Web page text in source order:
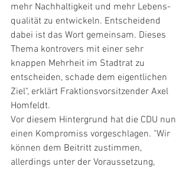
mehr Nachhaltigkeit und mehr Lebens-
qualität zu entwickeln. Entscheidend
dabei ist das Wort gemeinsam. Dieses
Thema kontrovers mit einer sehr
knappen Mehrheit im Stadtrat zu
entscheiden, schade dem eigentlichen
Ziel", erklärt Fraktionsvorsitzender Axel
Homfeldt.
Vor diesem Hintergrund hat die CDU nun
einen Kompromiss vorgeschlagen. "Wir
können dem Beitritt zustimmen,
allerdings unter der Voraussetzung,